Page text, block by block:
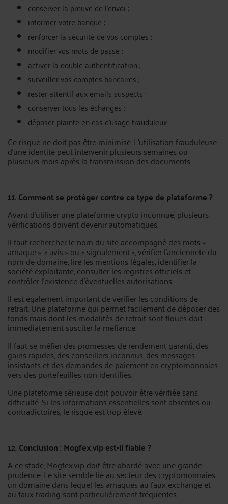
conserver la preuve de l’envoi ;
informer votre banque ;
renforcer la sécurité de vos comptes ;
modifier vos mots de passe ;
activer la double authentification ;
surveiller vos comptes bancaires ;
rester attentif aux emails suspects ;
conserver tous les échanges ;
déposer plainte en cas d’usage frauduleux.
Ce risque ne doit pas être minimisé. L’utilisation frauduleuse
d’une identité peut intervenir plusieurs semaines ou
plusieurs mois après la transmission des documents.
11. Comment se protéger contre ce type de plateforme ?
Avant d’utiliser une plateforme crypto inconnue, plusieurs
vérifications doivent devenir automatiques.
Il faut rechercher le nom du site accompagné des mots «
arnaque », « avis » ou « signalement », vérifier l’ancienneté du
nom de domaine, lire les mentions légales, identifier la
société exploitante, consulter les registres officiels et
contrôler l’existence d’éventuelles autorisations.
Il est également important de vérifier les conditions de
retrait. Une plateforme qui permet facilement de déposer des
fonds mais dont les modalités de retrait sont floues doit
immédiatement susciter la méfiance.
Il faut se méfier des promesses de rendement garanti, des
gains rapides, des conseillers inconnus, des messages
insistants et des demandes de paiement en cryptomonnaies
vers des portefeuilles non identifiés.
Une plateforme sérieuse doit pouvoir être vérifiée sans
difficulté. Si les informations essentielles sont absentes ou
contradictoires, le risque est trop élevé.
12. Conclusion : Mogfex.vip est-il fiable ?
À ce stade, Mogfex.vip doit être abordé avec une grande
prudence. Le site semble lié au secteur des cryptomonnaies,
un domaine dans lequel les arnaques au faux exchange et
au faux trading sont particulièrement fréquentes.